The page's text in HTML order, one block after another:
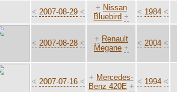
< 2007-08-29 < + Nissan
Bluebird +
< 1984 <
< 2007-08-28 < + Renault
Megane +
< 2004 <
< 2007-07-16 < + Mercedes-
Benz 420E +
< 1994 <